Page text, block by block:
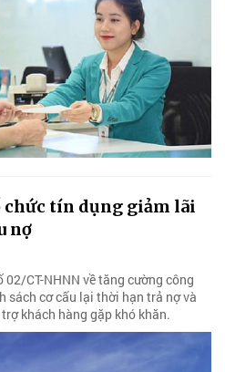
chức tín dụng giảm lãi
nợ
CT-NHNN về tăng cường công
sách cơ cấu lại thời hạn trả nợ và
khách hàng gặp khó khăn.